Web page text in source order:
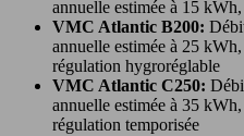
annuelle estimée à 15
VMC Atlantic B200:
annuelle estimée à 25
régulation hygroréglable
VMC Atlantic C250:
annuelle estimée à 35
régulation temporisée